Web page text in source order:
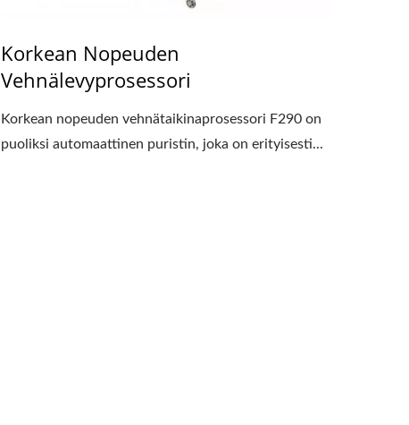
Korkean Nopeuden
Vehnälevyprosessori
Korkean nopeuden vehnätaikinaprosessori F290 on
puoliksi automaattinen puristin, joka on erityisesti...